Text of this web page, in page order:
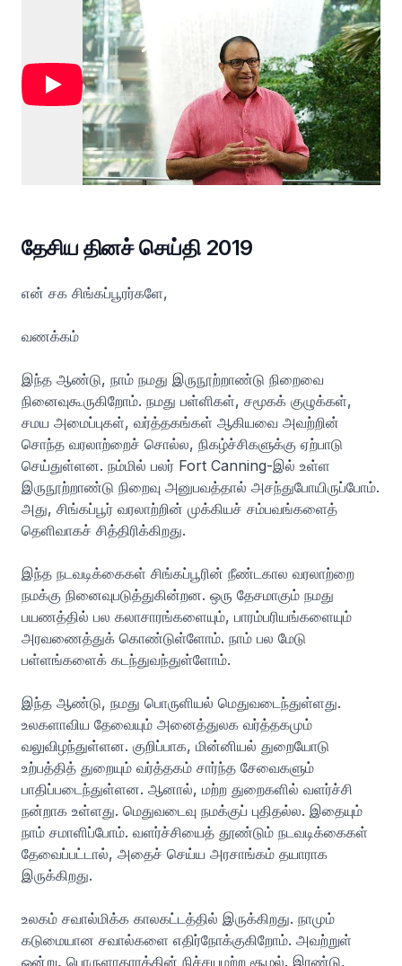
தேசிய தினச் செய்தி 2019
என் சக சிங்கப்பூரர்களே,
வணக்கம்
இந்த ஆண்டு, நாம் நமது இருநூற்றாண்டு நிறைவை
நினைவுகூருகிறோம். நமது பள்ளிகள், சமூகக் குழுக்கள்,
சமய அமைப்புகள், வர்த்தகங்கள் ஆகியவை அவற்றின்
சொந்த வரலாற்றைச் சொல்ல, நிகழ்ச்சிகளுக்கு ஏற்பாடு
செய்துள்ளன. நம்மில் பலர் Fort Canning-இல் உள்ள
இருநூற்றாண்டு நிறைவு அனுபவத்தால் அசந்துபோயிருப்போம்.
அது, சிங்கப்பூர் வரலாற்றின் முக்கியச் சம்பவங்களைத்
தெளிவாகச் சித்திரிக்கிறது.
இந்த நடவடிக்கைகள் சிங்கப்பூரின் நீண்டகால வரலாற்றை
நமக்கு நினைவுபடுத்துகின்றன. ஒரு தேசமாகும் நமது
பயணத்தில் பல கலாசாரங்களையும், பாரம்பரியங்களையும்
அரவணைத்துக் கொண்டுள்ளோம். நாம் பல மேடு
பள்ளங்களைக் கடந்துவந்துள்ளோம்.
இந்த ஆண்டு, நமது பொருளியல் மெதுவடைந்துள்ளது.
உலகளாவிய தேவையும் அனைத்துலக வர்த்தகமும்
வலுவிழந்துள்ளன. குறிப்பாக, மின்னியல் துறையோடு
உற்பத்தித் துறையும் வர்த்தகம் சார்ந்த சேவைகளும்
பாதிப்படைந்துள்ளன. ஆனால், மற்ற துறைகளில் வளர்ச்சி
நன்றாக உள்ளது. மெதுவடைவு நமக்குப் புதிதல்ல. இதையும்
நாம் சமாளிப்போம். வளர்ச்சியைத் தூண்டும் நடவடிக்கைகள்
தேவைப்பட்டால், அதைச் செய்ய அரசாங்கம் தயாராக
இருக்கிறது.
உலகம் சவால்மிக்க காலகட்டத்தில் இருக்கிறது. நாமும்
கடுமையான சவால்களை எதிர்நோக்குகிறோம். அவற்றுள்
ஒன்று, பொருளாதாரத்தின் நிச்சயமற்ற சூழல். இரண்டு,